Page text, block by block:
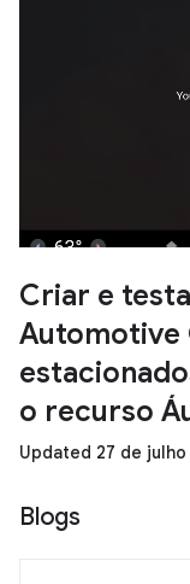
Criar e
Automotive
o recurso
Updated 27 de
Blogs